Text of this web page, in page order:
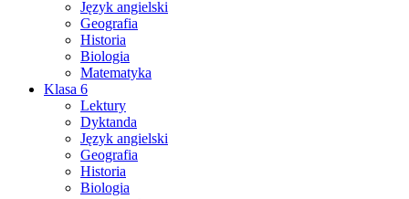
Język angielski
Geografia
Historia
Biologia
Matematyka
Klasa 6
Lektury
Dyktanda
Język angielski
Geografia
Historia
Biologia